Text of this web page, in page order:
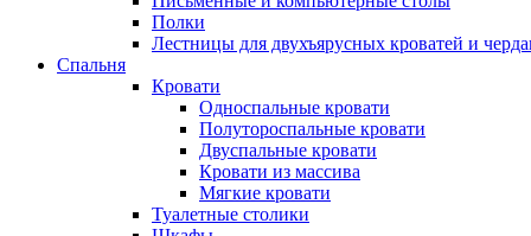
Полки
Лестницы для двухъярусных кроватей и
Спальня
Кровати
Односпальные кровати
Полутороспальные кровати
Двуспальные кровати
Кровати из массива
Мягкие кровати
Туалетные столики